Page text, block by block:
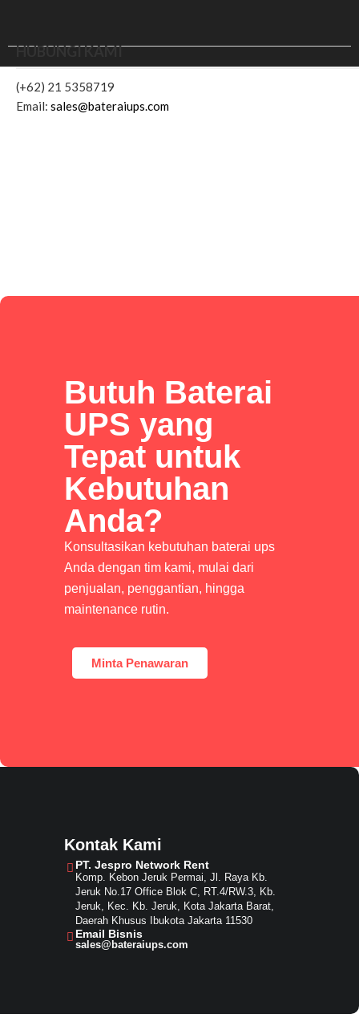
HUBUNGI KAMI
(+62) 21 5358719
Email: sales@bateraiups.com
Butuh Baterai
UPS yang
Tepat untuk
Kebutuhan
Anda?
Konsultasikan kebutuhan baterai ups
Anda dengan tim kami, mulai dari
penjualan, penggantian, hingga
maintenance rutin.
Minta Penawaran
Kontak Kami
PT. Jespro Network Rent​
Komp. Kebon Jeruk Permai, Jl. Raya Kb.
Jeruk No.17 Office Blok C, RT.4/RW.3, Kb.
Jeruk, Kec. Kb. Jeruk, Kota Jakarta Barat,
Daerah Khusus Ibukota Jakarta 11530
Email Bisnis​
sales@bateraiups.com